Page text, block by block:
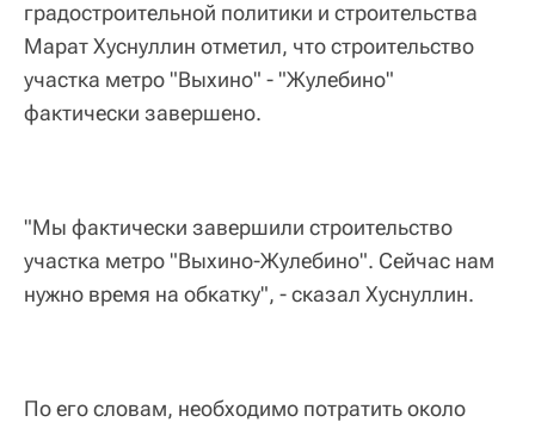
градостроительной политики и строительства
Марат Хуснуллин отметил, что строительство
участка метро "Выхино" - "Жулебино"
фактически завершено.
"Мы фактически завершили строительство
участка метро "Выхино-Жулебино". Сейчас нам
нужно время на обкатку", - сказал Хуснуллин.
По его словам, необходимо потратить около